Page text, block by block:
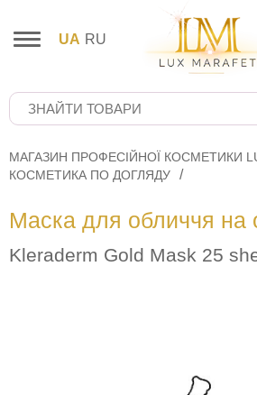
UA RU
МАГАЗИН ПРОФЕСІЙНОЇ КОСМЕТИКИ
КОСМЕТИКА ПО ДОГЛЯДУ
Маска для обличчя на
Kleraderm Gold Mask 25